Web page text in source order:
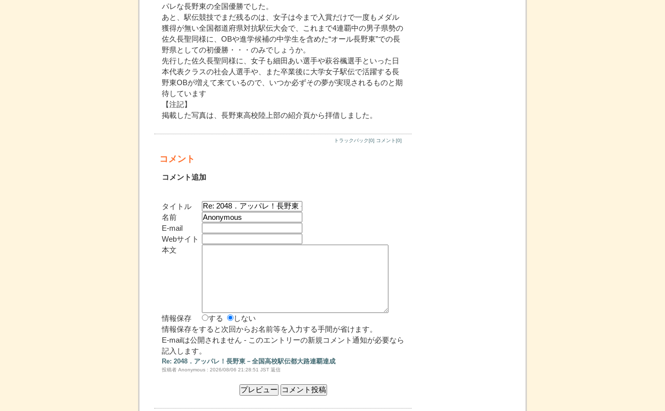
パレな長野東の全国優勝でした。
あと、駅伝競技でまだ残るのは、女子は今まで入賞だけで一度もメダル
獲得が無い全国都道府県対抗駅伝大会で、これまで4連覇中の男子県勢の
佐久長聖同様に、OBや進学候補の中学生を含めた“オール長野東”での長
野県としての初優勝・・・のみでしょうか。
先行した佐久長聖同様に、女子も細田あい選手や萩谷楓選手といった日
本代表クラスの社会人選手や、また卒業後に大学女子駅伝で活躍する長
野東OBが増えて来ているので、いつか必ずその夢が実現されるものと期
待しています
【注記】
掲載した写真は、長野東高校陸上部の紹介頁から拝借しました。
トラックバック[0] コメント[0]
コメント
コメント追加
タイトル
名前
E-mail
Webサイト
本文
情報保存 する
しない
情報保存をすると次回からお名前等を入力する手間が省けます。
E-mailは公開されません - このエントリーの新規コメント通知が必要なら
記入します。
Re: 2048．アッパレ！長野東－全国高校駅伝都大路連覇達成
投稿者 Anonymous : 2026/08/06 21:28:51 JST 返信